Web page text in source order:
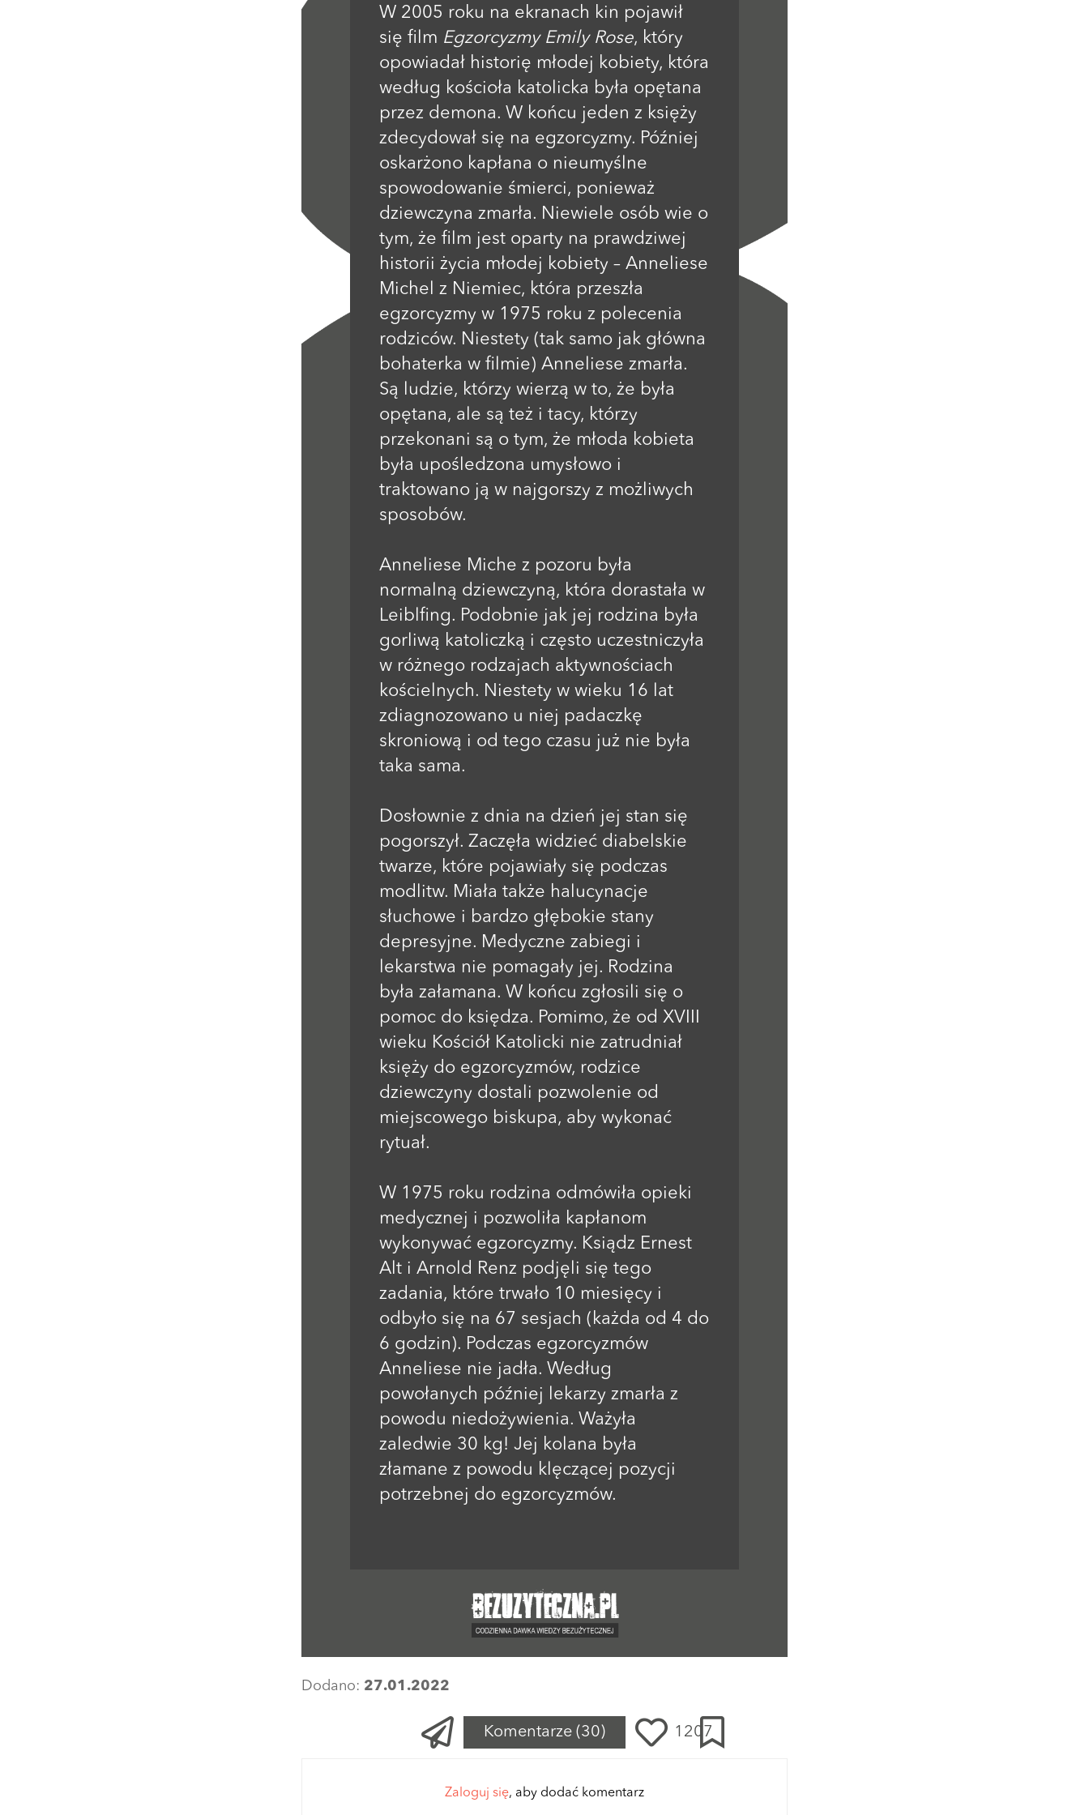
W 2005 roku na ekranach kin pojawił
się film Egzorcyzmy Emily Rose, który
opowiadał historię młodej kobiety, która
według kościoła katolicka była opętana
przez demona. W końcu jeden z księży
zdecydował się na egzorcyzmy. Później
oskarżono kapłana o nieumyślne
spowodowanie śmierci, ponieważ
dziewczyna zmarła. Niewiele osób wie o
tym, że film jest oparty na prawdziwej
historii życia młodej kobiety – Anneliese
Michel z Niemiec, która przeszła
egzorcyzmy w 1975 roku z polecenia
rodziców. Niestety (tak samo jak główna
bohaterka w filmie) Anneliese zmarła.
Są ludzie, którzy wierzą w to, że była
opętana, ale są też i tacy, którzy
przekonani są o tym, że młoda kobieta
była upośledzona umysłowo i
traktowano ją w najgorszy z możliwych
sposobów.
Anneliese Miche z pozoru była
normalną dziewczyną, która dorastała w
Leiblfing. Podobnie jak jej rodzina była
gorliwą katoliczką i często uczestniczyła
w różnego rodzajach aktywnościach
kościelnych. Niestety w wieku 16 lat
zdiagnozowano u niej padaczkę
skroniową i od tego czasu już nie była
taka sama.
Dosłownie z dnia na dzień jej stan się
pogorszył. Zaczęła widzieć diabelskie
twarze, które pojawiały się podczas
modlitw. Miała także halucynacje
słuchowe i bardzo głębokie stany
depresyjne. Medyczne zabiegi i
lekarstwa nie pomagały jej. Rodzina
była załamana. W końcu zgłosili się o
pomoc do księdza. Pomimo, że od XVIII
wieku Kościół Katolicki nie zatrudniał
księży do egzorcyzmów, rodzice
dziewczyny dostali pozwolenie od
miejscowego biskupa, aby wykonać
rytuał.
W 1975 roku rodzina odmówiła opieki
medycznej i pozwoliła kapłanom
wykonywać egzorcyzmy. Ksiądz Ernest
Alt i Arnold Renz podjęli się tego
zadania, które trwało 10 miesięcy i
odbyło się na 67 sesjach (każda od 4 do
6 godzin). Podczas egzorcyzmów
Anneliese nie jadła. Według
powołanych później lekarzy zmarła z
powodu niedożywienia. Ważyła
zaledwie 30 kg! Jej kolana była
złamane z powodu klęczącej pozycji
potrzebnej do egzorcyzmów.
Dodano: 27.01.2022
Komentarze (30) 1207
Zaloguj się, aby dodać komentarz